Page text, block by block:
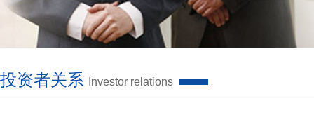
投资者关系 Investor relations